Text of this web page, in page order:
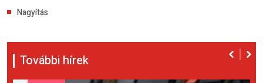
Nagyítás
További hírek